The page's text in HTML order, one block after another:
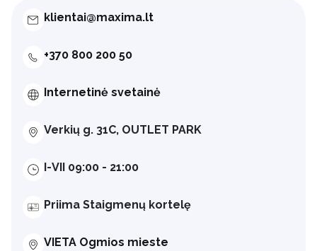
klientai@maxima.lt
+370 800 200 50
Internetinė svetainė
Verkių g. 31C, OUTLET PARK
I-VII 09:00 - 21:00
Priima Staigmenų kortelę
VIETA Ogmios mieste